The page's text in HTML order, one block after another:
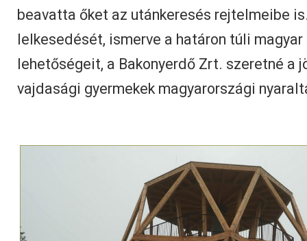
beavatta őket az utánkeresés rejtelmeibe
lelkesedését, ismerve a határon túli
lehetőségeit, a Bakonyerdő Zrt. szeretné a
vajdasági gyermekek magyarországi